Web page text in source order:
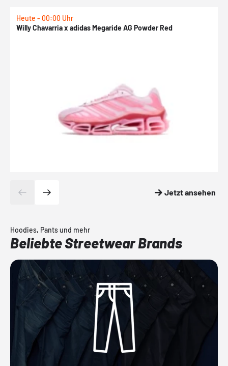
Heute - 00:00 Uhr
Willy Chavarria x adidas Megaride AG Powder Red
Jetzt ansehen
Hoodies, Pants und mehr
Beliebte Streetwear Brands